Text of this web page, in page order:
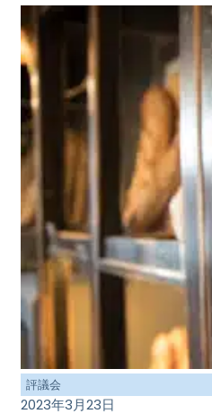
評議会
2023年3月23日